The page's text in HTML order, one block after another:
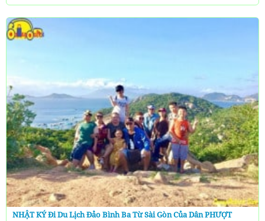
NHẬT KÝ Đi Du Lịch Đảo Bình Ba Từ Sài Gòn Của Dân PHƯỢT